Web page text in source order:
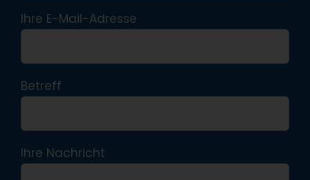
Ihre E-Mail-Adresse
Betreff
Ihre Nachricht